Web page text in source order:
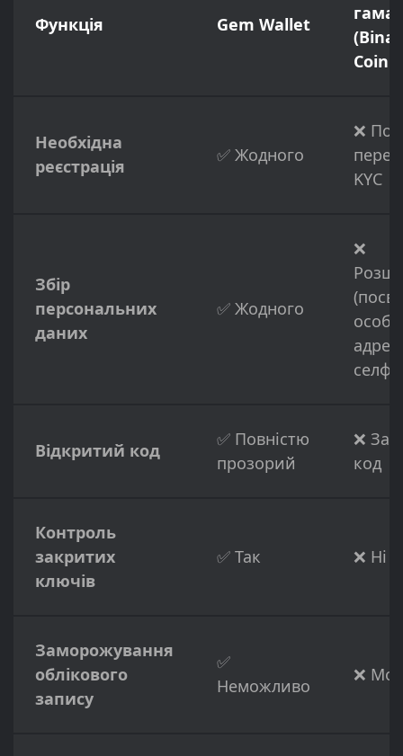
Функція Gem Wallet
Необхідна
реєстрація
✅ Жодного
❌
KYC
Збір
персональних
даних
✅ Жодного
❌
селфі)
Відкритий код
✅ Повністю
прозорий
❌
код
Контроль
закритих
ключів
✅ Так ❌ Ні
Заморожування
облікового
запису
✅
Неможливо
❌